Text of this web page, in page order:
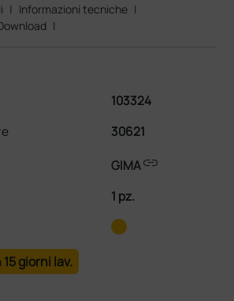
| Informazioni tecniche |
|
103324
30621
GIMAlink
1 pz.
giorni lav.